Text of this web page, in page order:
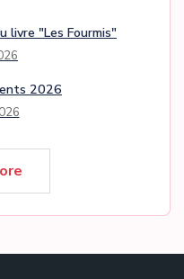
livre "Les Fourmis"
2026